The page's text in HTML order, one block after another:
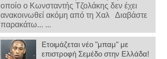
οποίο ο Κωνσταντής Τζολάκης δεν έχει
ανακοινωθεί ακόμη από τη Χαλ Διαβάστε
παρακάτω... ...
Ετοιμάζεται νέο "μπαμ" με
επιστροφή Σεμέδο στην Ελλάδα!